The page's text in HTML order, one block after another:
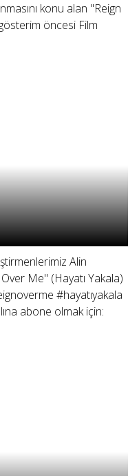
konu alan "Reign
öncesi Film
Alin
Me" (Hayatı Yakala)
#hayatıyakala
abone olmak için: